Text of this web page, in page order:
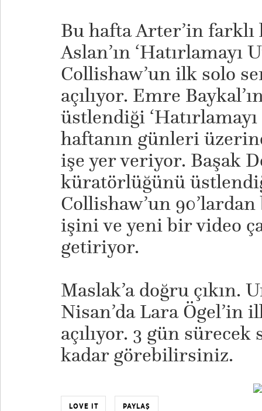
Bu hafta Arter’in farklı
Aslan’ın ‘Hatırlamayı
Collishaw’un ilk solo
açılıyor. Emre
üstlendiği
haftanın günleri
işe yer veriyor. Başak
küratörlüğünü
Collishaw’un
işini ve yeni bir video
getiriyor.
Maslak’a doğru çıkın.
Nisan’da Lara Ögel’in
açılıyor. 3 gün sürecek
kadar görebilirsiniz.
LOVE IT PAYLAŞ